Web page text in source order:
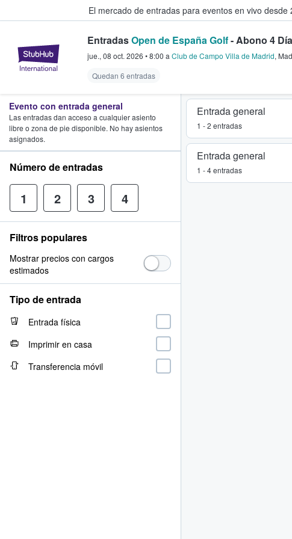
El mercado de entradas para eventos en vivo desde
StubHub: compra y venta de
EntradasOpen de España Golf- Abono 4
jue., 08 oct. 2026 •8:00 a Club de Campo Villa de Madrid,
Quedan 6 entradas
Entrada general
1 - 2 entradas
Entrada general
1 - 4 entradas
Evento con entrada general
Las entradas dan acceso a cualquier asiento
libre o zona de pie disponible. No hay asientos
asignados.
Número de entradas
1 2 3 4
Filtros populares
Mostrar precios con cargos
estimados
Tipo de entrada
Entrada física
Imprimir en casa
Transferencia móvil